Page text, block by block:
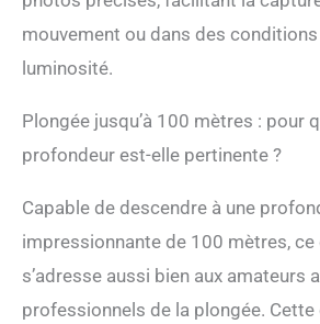
votre
en réalité
FIFISH V-
d'une paire
lumens
K. Optimisez
à travers les
profondes et
couleurs du
marin, en
mouvement ou dans des
luminosité.
Plongée jusqu’à 100 mètres : pour
profondeur est-elle pertinente ?
Capable de descendre à une
impressionnante de 100 mètres,
s’adresse aussi bien aux amateurs
professionnels de la plongée.